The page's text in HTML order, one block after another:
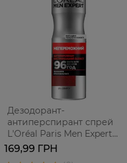
Дезодорант-
антиперспирант спрей
L'Oréal Paris Men Expert
Непобедимый для мужчин
150 мл
169,99 ГРН